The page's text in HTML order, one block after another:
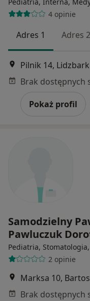
4 opinie
Adres 1 Adres 2
Pilnik 14,
Pokaż profil
Samodzielny
Pawluczuk
Pediatria,
2 opinie
Marksa 10,